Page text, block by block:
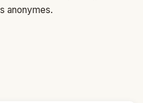
anonymes.